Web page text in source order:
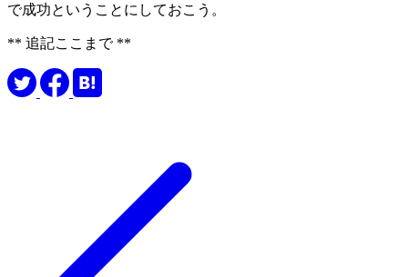
で成功ということにしておこう。
** 追記ここまで **